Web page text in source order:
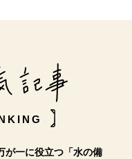
が一に役立つ「水の備